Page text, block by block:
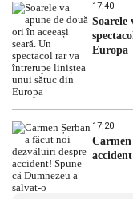
17:40
Soarele
Europa
17:20